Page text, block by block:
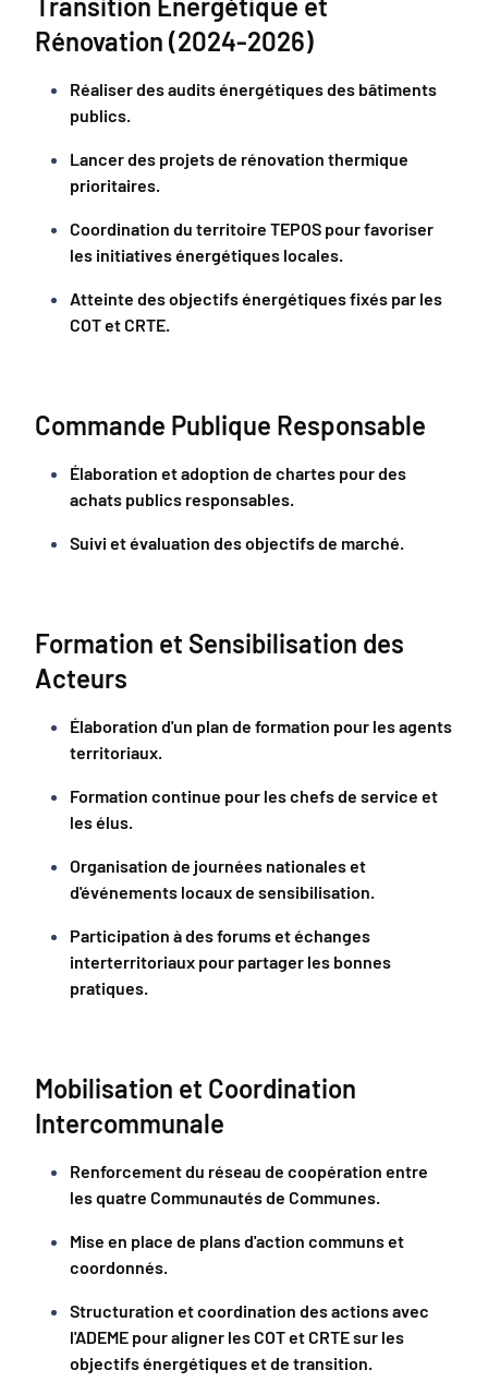
Rénovation (2024-2026)
Réaliser des audits énergétiques des bâtiments
publics.
Lancer des projets de rénovation thermique
prioritaires.
Coordination du territoire TEPOS pour favoriser
les initiatives énergétiques locales.
Atteinte des objectifs énergétiques fixés par les
COT et CRTE.
Commande Publique Responsable
Élaboration et adoption de chartes pour des
achats publics responsables.
Suivi et évaluation des objectifs de marché.
Formation et Sensibilisation des
Acteurs
Élaboration d'un plan de formation pour les agents
territoriaux.
Formation continue pour les chefs de service et
les élus.
Organisation de journées nationales et
d'événements locaux de sensibilisation.
Participation à des forums et échanges
interterritoriaux pour partager les bonnes
pratiques.
Mobilisation et Coordination
Intercommunale
Renforcement du réseau de coopération entre
les quatre Communautés de Communes.
Mise en place de plans d'action communs et
coordonnés.
Structuration et coordination des actions avec
l'ADEME pour aligner les COT et CRTE sur les
objectifs énergétiques et de transition.